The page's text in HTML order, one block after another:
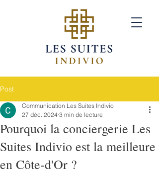
Post
Pourquoi la conciergerie Les
Suites Indivio est la meilleure
en Côte-d'Or ?
Communication Les Suites Indivio
27 déc. 2024 3 min de lecture